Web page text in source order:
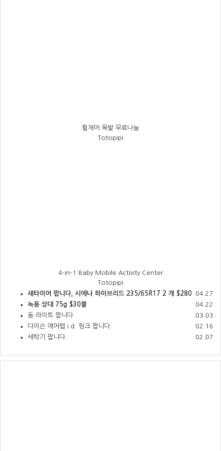
휠체어 목발 무료나눔
Totopipi
4-in-1 Baby Mobile Activity Center
Totopipi
04.27
새타이어 팝니다, 시에나 하이브리드 235/65R17 2 개 $280
04.22
녹용 상대 75g $30불
03.03
돔 라이트 팝니다
02.16
다이슨 에어랩 i.d. 핑크 팝니다.
02.07
세탁기 팝니다.